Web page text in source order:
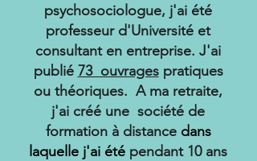
psychosociologue, j'ai été
professeur d'Université et
consultant en entreprise. J'ai
publié 73 ouvragespratiques
ou théoriques. A ma retraite,
j'ai créé une société de
formation à distance dans
laquelle j'ai été pendant 10 ans